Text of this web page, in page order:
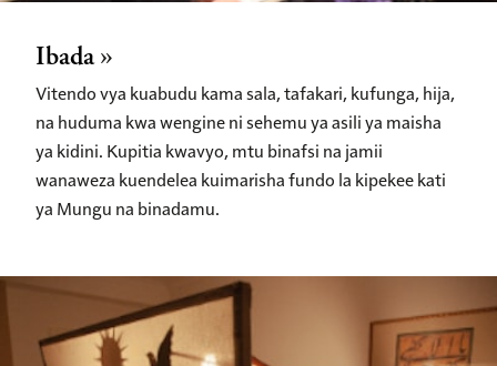
Ibada
Vitendo vya kuabudu kama sala, tafakari, kufunga, hija,
na huduma kwa wengine ni sehemu ya asili ya maisha
ya kidini. Kupitia kwavyo, mtu binafsi na jamii
wanaweza kuendelea kuimarisha fundo la kipekee kati
ya Mungu na binadamu.